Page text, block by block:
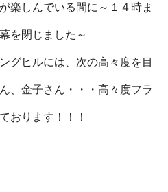
楽しんでいる間に～１４時ま
を閉じました～
グヒルには、次の高々度を目
、金子さん・・・高々度フラ
おります！！！